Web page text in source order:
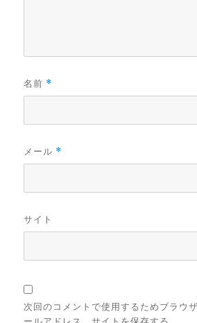
名前 *
メール *
サイト
次回のコメントで使用するためブラウ